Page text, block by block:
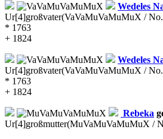
Wedeles
Ur[4]großvater(VaVaMuVaMuMuX /
* 1763
+ 1824
Wedeles
Ur[4]großvater(VaVaMuVaMuMuX /
* 1763
+ 1824
Rebeka
Ur[4]großmutter(MuVaMuVaMuMuX /